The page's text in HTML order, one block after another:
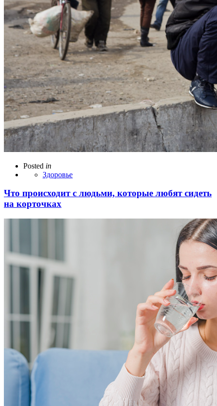
Posted in
Здоровье
Что происходит с людьми, которые любят сидеть
на корточках